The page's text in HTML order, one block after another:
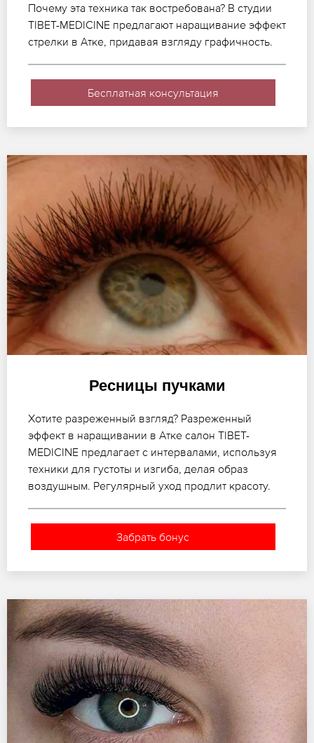
Почему эта техника так востребована? В студии
TIBET-MEDICINE предлагают наращивание эффект
стрелки в Атке, придавая взгляду графичность.
Бесплатная консультация
Ресницы пучками
Хотите разреженный взгляд? Разреженный
эффект в наращивании в Атке салон TIBET-
MEDICINE предлагает с интервалами, используя
техники для густоты и изгиба, делая образ
воздушным. Регулярный уход продлит красоту.
Забрать бонус